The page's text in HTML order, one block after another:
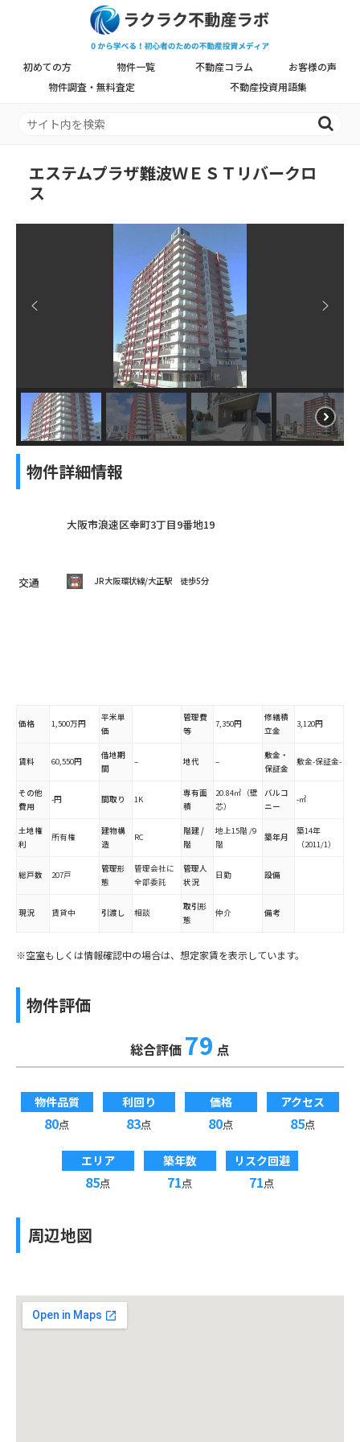
初めての方 物件一覧 不動産コラム
お客様の声
物件調査・無料査定
不動産投資用語集
エステムプラザ難波ＷＥＳＴリバークロ
ス
物件詳細情報
大阪市浪速区幸町3丁目9番地19
交通 JR大阪環状線/大正駅 徒歩5分
価格 1,500万円
平米単
価
管理費
等
7,350円
修繕積
立金
3,120円
賃料 60,550円
借地期
間
– 地代 –
敷金・
保証金
敷金-保証金-
その他
費用
-円 間取り 1K
専有面
積
20.84㎡（壁
芯）
バルコ
ニー
-㎡
土地権
利
所有権
建物構
造
RC
階建 /
階
地上15階 /9
階
築年月
築14年
（2011/1）
総戸数 207戸
管理形
態
管理会社に
全部委託
管理人
状況
日勤 設備
現況 賃貸中 引渡し 相談
取引形
態
仲介 備考
※空室もしくは情報確認中の場合は、想定家賃を表示しています。
物件評価
総合評価 79 点
物件品質
80点
利回り
83点
価格
80点
アクセス
85点
エリア
85点
築年数
71点
リスク回避
71点
周辺地図